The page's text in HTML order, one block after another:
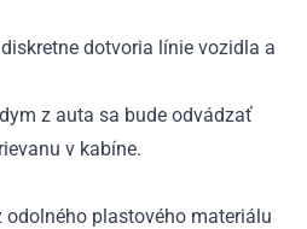
dotvoria línie vozidla a
z auta sa bude odvádzať
v kabíne.
odolného plastového materiálu